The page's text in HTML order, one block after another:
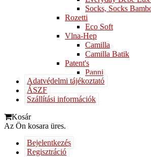
Socks, Socks
Rozetti
Eco Soft
Vlna-Hep
Camilla
Camilla Batik
Patent's
Panni
Adatvédelmi tájékoztató
ÁSZF
Szállítási információk
Kosár
Az Ön kosara üres.
Bejelentkezés
Regisztráció